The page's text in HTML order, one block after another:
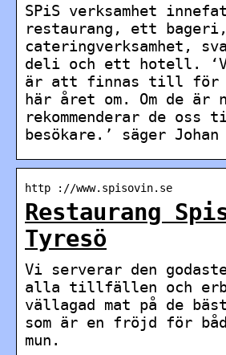
SPiS verksamhet
restaurang, ett bageri,
cateringverksamhet,
deli och ett hotell.
är att finnas till för
här året om. Om de är
rekommenderar de
besökare.’ säger Johan
http ://www.spisovin.se
Restaurang
Tyresö
Vi serverar den
alla tillfällen och
vällagad mat på de
som är en fröjd för
mun.